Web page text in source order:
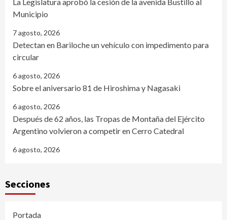
Municipio
7 agosto, 2026
Detectan en Bariloche un vehículo con impedimento para
circular
6 agosto, 2026
Sobre el aniversario 81 de Hiroshima y Nagasaki
6 agosto, 2026
Después de 62 años, las Tropas de Montaña del Ejército
Argentino volvieron a competir en Cerro Catedral
6 agosto, 2026
Secciones
Portada